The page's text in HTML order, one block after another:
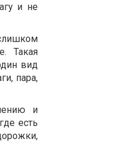
и не
Такая
вид
пара,
и
есть